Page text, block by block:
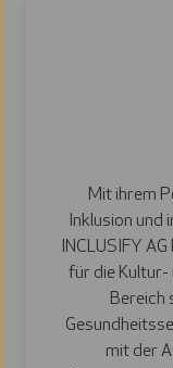
Mit ihrem
Inklusion
INCLUSIFY
für die Kultur-
Bereich
mit der